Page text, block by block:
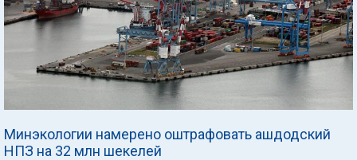
Минэкологии намерено оштрафовать ашдодский
НПЗ на 32 млн шекелей